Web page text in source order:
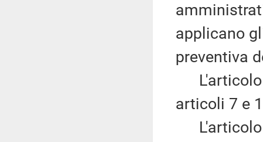
applicano
preventiva
L'articolo
articoli 7 e
L'articolo